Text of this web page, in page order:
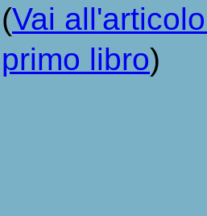
(Vai
primo libro)